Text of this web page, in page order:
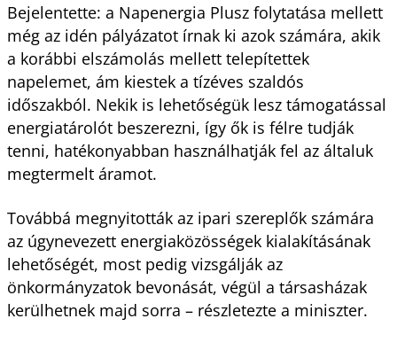
Bejelentette: a Napenergia Plusz folytatása mellett
még az idén pályázatot írnak ki azok számára, akik
a korábbi elszámolás mellett telepítettek
napelemet, ám kiestek a tízéves szaldós
időszakból. Nekik is lehetőségük lesz támogatással
energiatárolót beszerezni, így ők is félre tudják
tenni, hatékonyabban használhatják fel az általuk
megtermelt áramot.
Továbbá megnyitották az ipari szereplők számára
az úgynevezett energiaközösségek kialakításának
lehetőségét, most pedig vizsgálják az
önkormányzatok bevonását, végül a társasházak
kerülhetnek majd sorra – részletezte a miniszter.